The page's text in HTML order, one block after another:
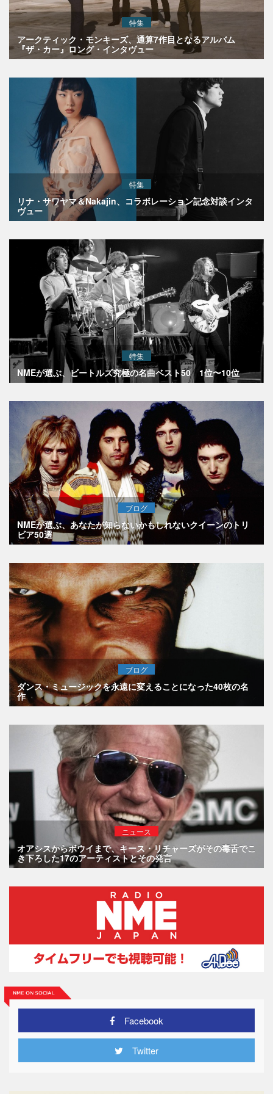
特集
アークティック・モンキーズ、通算7作目となるアルバム
『ザ・カー』ロング・インタヴュー
特集
リナ・サワヤマ＆Nakajin、コラボレーション記念対談インタ
ヴュー
特集
NMEが選ぶ、ビートルズ究極の名曲ベスト50 1位〜10位
ブログ
NMEが選ぶ、あなたが知らないかもしれないクイーンのトリ
ビア50選
ブログ
ダンス・ミュージックを永遠に変えることになった40枚の名
作
ニュース
オアシスからボウイまで、キース・リチャーズがその毒舌でこ
き下ろした17のアーティストとその発言
Facebook
Twitter